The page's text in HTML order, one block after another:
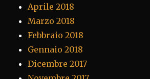
Aprile 2018
Marzo 2018
Febbraio 2018
Gennaio 2018
Dicembre 2017